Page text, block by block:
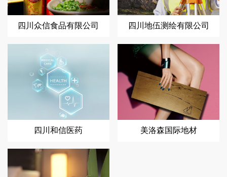
四川众信食品有限公司 四川地伍测绘有限公司
四川和信医药 美洛森国际地材